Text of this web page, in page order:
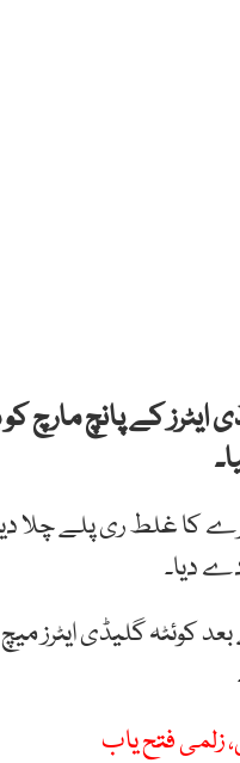
کوئٹہ گلیڈی ایٹرز کے پانچ
غلط ری پلے چلا دیا
دیا۔
گلیڈی ایٹرز میچ
فتح یاب